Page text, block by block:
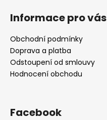
Informace pro vás
Obchodní podmínky
Doprava a platba
Odstoupení od smlouvy
Hodnocení obchodu
Facebook